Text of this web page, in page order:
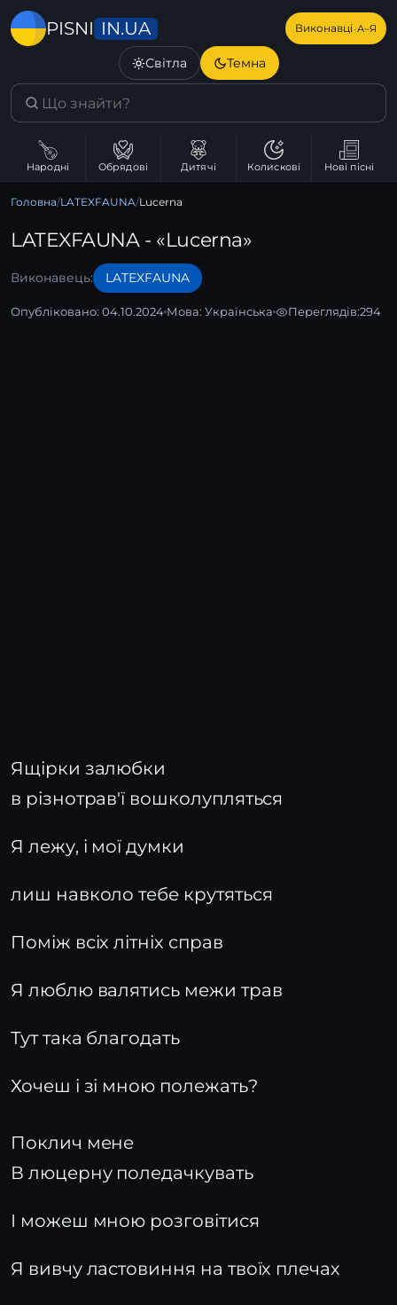
PISNI IN.UA Виконавці·А–Я
Світла Темна
Народні Обрядові Дитячі Колискові Нові пісні
Головна/LATEXFAUNA/Lucerna
LATEXFAUNA - «Lucerna»
Виконавець: LATEXFAUNA
Опубліковано: 04.10.2024 Мова: Українська Переглядів:294
Ящірки залюбки
в різнотрав'ї вошколупляться
Я лежу, і мої думки
лиш навколо тебе крутяться
Поміж всіх літніх справ
Я люблю валятись межи трав
Тут така благодать
Хочеш і зі мною полежать?
Поклич мене
В люцерну поледачкувать
І можеш мною розговітися
Я вивчу ластовиння на твоїх плечах